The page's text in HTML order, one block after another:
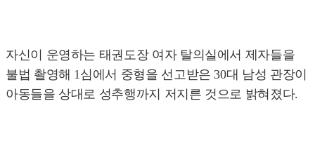
자신이 운영하는 태권도장 여자 탈의실에서 제자들을
불법 촬영해 1심에서 중형을 선고받은 30대 남성 관장이
아동들을 상대로 성추행까지 저지른 것으로 밝혀졌다.